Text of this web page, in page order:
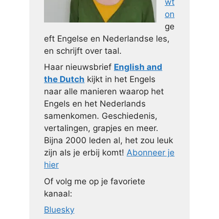
on
ge
eft Engelse en Nederlandse les,
en schrijft over taal.
Haar nieuwsbrief English and
the Dutch kijkt in het Engels
naar alle manieren waarop het
Engels en het Nederlands
samenkomen. Geschiedenis,
vertalingen, grapjes en meer.
Bijna 2000 leden al, het zou leuk
zijn als je erbij komt! Abonneer je
hier
Of volg me op je favoriete
kanaal:
Bluesky